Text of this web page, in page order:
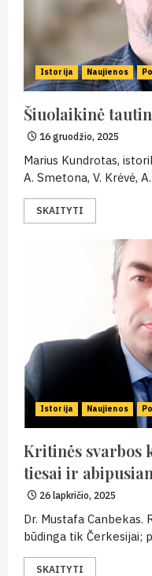
Istorija Naujienos
Šiuolaikinė
16 gruodžio, 2025
Marius Kundrotas,
A. Smetona, V. Krėvė,
SKAITYTI
Istorija Naujienos
Kritinės svarbos
tiesai ir
26 lapkričio, 2025
Dr. Mustafa
būdinga tik Čerkesijai;
SKAITYTI